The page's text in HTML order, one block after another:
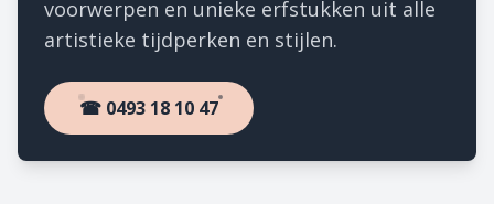
voorwerpen en unieke erfstukken uit alle
artistieke tijdperken en stijlen.
☎ 0493 18 10 47